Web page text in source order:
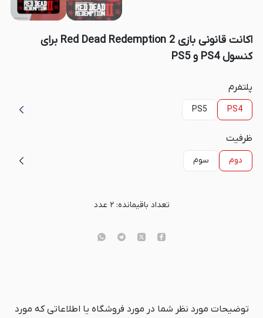
اکانت قانونی بازی Red Dead Redemption 2 برای
کنسول PS4 و PS5
پلتفرم
PS4
PS5
ظرفیت
دوم سوم
تعداد باقیمانده: ۲ عدد
توضیحات مورد نظر شما در مورد فروشگاه یا اطلاعاتی که مورد